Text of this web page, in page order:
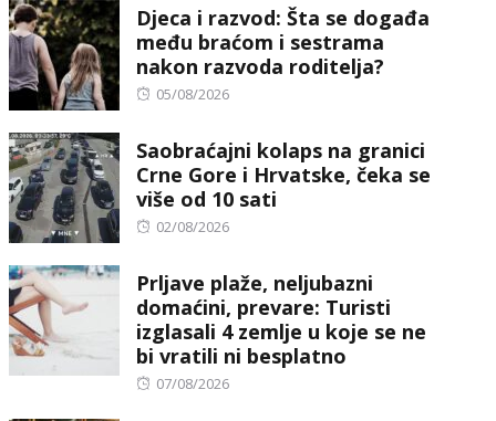
Djeca i razvod: Šta se događa
među braćom i sestrama
nakon razvoda roditelja?
Posted
05/08/2026
Saobraćajni kolaps na granici
Crne Gore i Hrvatske, čeka se
više od 10 sati
Posted
02/08/2026
Prljave plaže, neljubazni
domaćini, prevare: Turisti
izglasali 4 zemlje u koje se ne
bi vratili ni besplatno
Posted
07/08/2026